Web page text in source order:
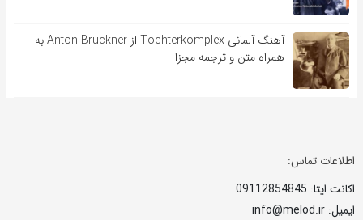
آهنگ آلمانی Tochterkomplex از Anton Bruckner به
همراه متن و ترجمه مجزا
اطلاعات تماس:
اکانت ایتا: 09112854845
ایمیل: info@melod.ir